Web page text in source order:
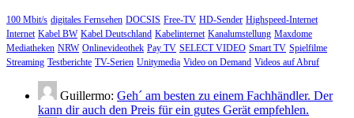
100 Mbit/s digitales Fernsehen DOCSIS Free-TV HD-Sender Highspeed-Internet
Internet Kabel BW Kabel Deutschland Kabelinternet Kanalumstellung Maxdome
Mediatheken NRW Onlinevideothek Pay TV SELECT VIDEO Smart TV Spielfilme
Streaming Testberichte TV-Serien Unitymedia Video on Demand Videos auf Abruf
Guillermo: Geh´ am besten zu einem Fachhändler. Der
kann dir auch den Preis für ein gutes Gerät empfehlen.